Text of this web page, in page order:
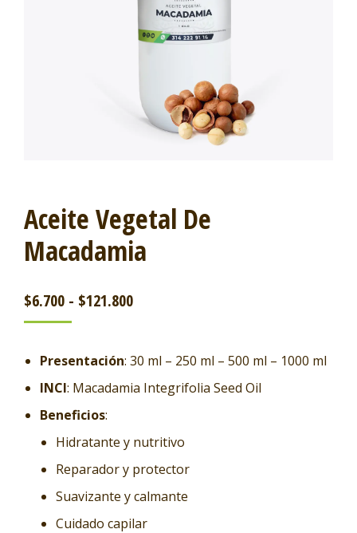
Aceite Vegetal De
Macadamia
$6.700 - $121.800
Presentación: 30 ml – 250 ml – 500 ml – 1000 ml
INCI: Macadamia Integrifolia Seed Oil
Beneficios:
Hidratante y nutritivo
Reparador y protector
Suavizante y calmante
Cuidado capilar